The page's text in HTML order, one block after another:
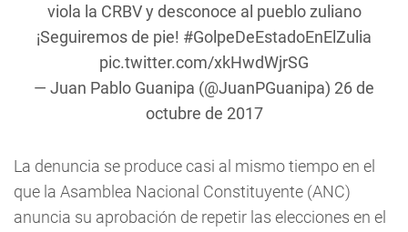
viola la CRBV y desconoce al pueblo zuliano
¡Seguiremos de pie! #GolpeDeEstadoEnElZulia
pic.twitter.com/xkHwdWjrSG
— Juan Pablo Guanipa (@JuanPGuanipa) 26 de
octubre de 2017
La denuncia se produce casi al mismo tiempo en el
que la Asamblea Nacional Constituyente (ANC)
anuncia su aprobación de repetir las elecciones en el